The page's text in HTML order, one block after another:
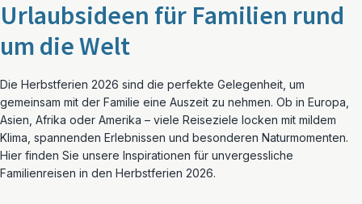
Urlaubsideen für Familien rund
um die Welt
Die Herbstferien 2026 sind die perfekte Gelegenheit, um
gemeinsam mit der Familie eine Auszeit zu nehmen. Ob in Europa,
Asien, Afrika oder Amerika – viele Reiseziele locken mit mildem
Klima, spannenden Erlebnissen und besonderen Naturmomenten.
Hier finden Sie unsere Inspirationen für unvergessliche
Familienreisen in den Herbstferien 2026.